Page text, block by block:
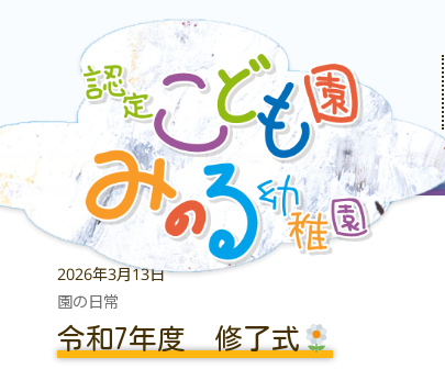
2026年3月13日
園の日常
令和7年度 修了式